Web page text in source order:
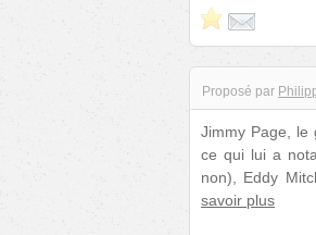
Proposé par
Jimmy Page, le
ce qui lui a
non), Eddy
savoir plus